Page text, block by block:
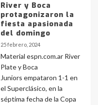
River y Boca
protagonizaron la
fiesta apasionada
del domingo
25 febrero, 2024
Material espn.com.ar River
Plate y Boca
Juniors empataron 1-1 en
el Superclásico, en la
séptima fecha de la Copa